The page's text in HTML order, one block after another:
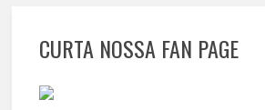
CURTA NOSSA FAN PAGE